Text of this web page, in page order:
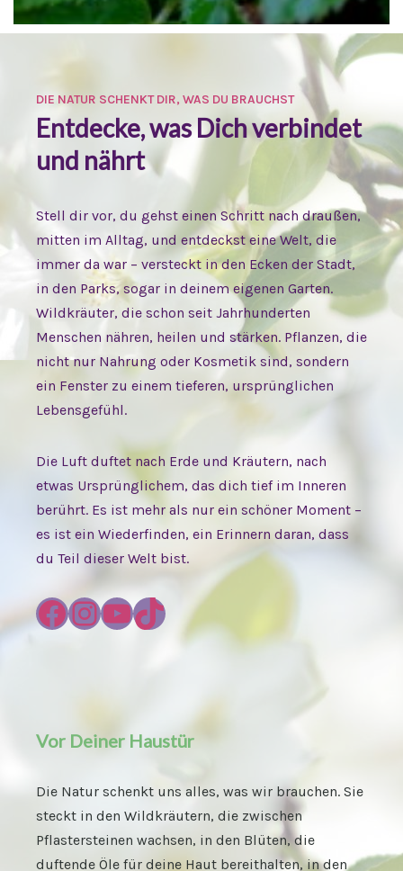
DIE NATUR SCHENKT DIR, WAS DU BRAUCHST
Entdecke, was Dich verbindet
und nährt
Stell dir vor, du gehst einen Schritt nach draußen,
mitten im Alltag, und entdeckst eine Welt, die
immer da war – versteckt in den Ecken der Stadt,
in den Parks, sogar in deinem eigenen Garten.
Wildkräuter, die schon seit Jahrhunderten
Menschen nähren, heilen und stärken. Pflanzen, die
nicht nur Nahrung oder Kosmetik sind, sondern
ein Fenster zu einem tieferen, ursprünglichen
Lebensgefühl.
Die Luft duftet nach Erde und Kräutern, nach
etwas Ursprünglichem, das dich tief im Inneren
berührt. Es ist mehr als nur ein schöner Moment –
es ist ein Wiederfinden, ein Erinnern daran, dass
du Teil dieser Welt bist.
Vor Deiner Haustür
Die Natur schenkt uns alles, was wir brauchen. Sie
steckt in den Wildkräutern, die zwischen
Pflastersteinen wachsen, in den Blüten, die
duftende Öle für deine Haut bereithalten, in den